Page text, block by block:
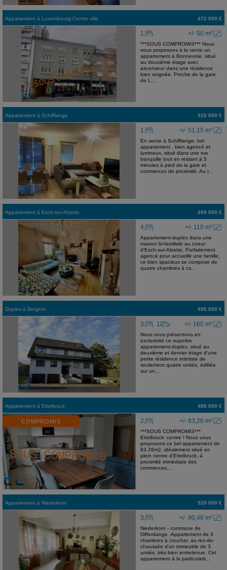
Appartement à Luxembourg-Centre ville 472 000 €
+/- 50 m²
1
***SOUS COMPROMIS*** Nous
vous proposons à la vente un
appartement à Bonnevoie, situé
au deuxième étage avec
ascenseur dans une résidence
bien soignée. Proche de la gare
de L...
Appartement à Schifflange 510 000 €
+/- 51,15 m²
1
En vente à Schifflange; bel
appartement , bien agencé et
lumineux, situé dans une rue
tranquille tout en restant à 5
minutes à pied de la gare et
commerces de proximité. Au r...
Appartement à Esch-sur-Alzette 499 000 €
+/- 110 m²
4
Appartement-duplex dans une
maison bi-familiale au coeur
d'Esch-sur-Alzette. Parfaitement
agencé pour accueillir une famille,
ce bien spacieux se compose de
quatre chambres à co...
Duplex à Bergem 995 000 €
+/- 160 m²
3 1
Nous vous présentons en
exclusivité ce superbe
appartement-duplex, situé au
deuxième et dernier étage d'une
petite résidence intimiste de
seulement quatre unités, édifiée
sur un...
Appartement à Ettelbruck 488 000 €
COMPROMIS +/- 83,26 m²
2
***SOUS COMPROMIS***
Ettelbruck- centre ! Nous vous
proposons ce bel appartement de
83.26m2, idéalement situé en
plein centre d'Ettelbruck, à
proximité immédiate des
commerces,...
Appartement à Niederkorn 520 000 €
+/- 90,48 m²
3
Niederkorn - commune de
Differdange -Appartement de 3
chambres à coucher, au rez-de-
chaussée d'un immeuble de 3
unités, très bien entretenue. Cet
appartement à la particularit...